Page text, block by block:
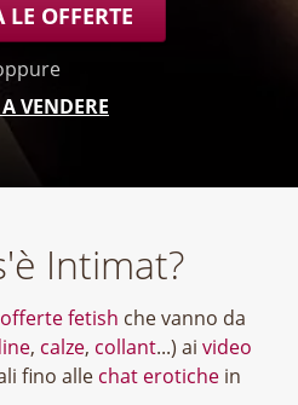
LE OFFERTE
VENDERE
Intimat?
offerte fetish che vanno da
, calze, collant...) ai video
fino alle chat erotiche in